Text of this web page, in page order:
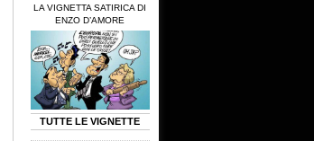
LA VIGNETTA SATIRICA DI
ENZO D’AMORE
TUTTE LE VIGNETTE